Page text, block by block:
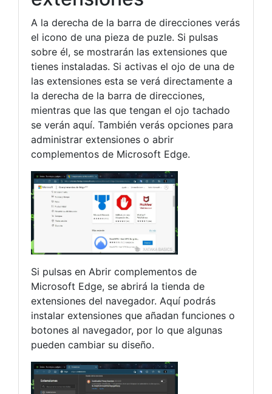
A la derecha de la barra de direcciones verás
el icono de una pieza de puzle. Si pulsas
sobre él, se mostrarán las extensiones que
tienes instaladas. Si activas el ojo de una de
las extensiones esta se verá directamente a
la derecha de la barra de direcciones,
mientras que las que tengan el ojo tachado
se verán aquí. También verás opciones para
administrar extensiones o abrir
complementos de Microsoft Edge.
Si pulsas en Abrir complementos de
Microsoft Edge, se abrirá la tienda de
extensiones del navegador. Aquí podrás
instalar extensiones que añadan funciones o
botones al navegador, por lo que algunas
pueden cambiar su diseño.